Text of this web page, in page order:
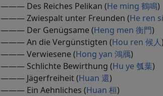
——— Des Reiches Pelikan (He ming 鶴鳴)
——— Zwiespalt unter Freunden (He ren
——— Der Genügsame (Heng men 衡門)
——— An die Vergünstigten (Hou ren 候人)
——— Verwiesene (Hong yan 鴻鴈)
——— Schlichte Bewirthung (Hu ye 瓠葉)
——— Jägerfreiheit (Huan 還)
——— Ein Aehnliches (Huan 桓)